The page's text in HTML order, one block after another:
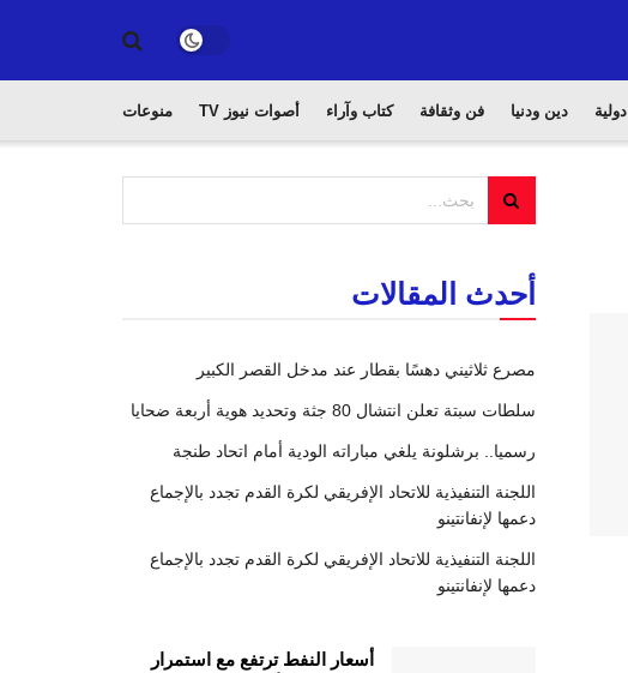
دولية دين ودنيا فن وثقافة كتاب وآراء أصوات نيوز TV منوعات
أحدث المقالات
مصرع ثلاثيني دهسًا بقطار عند مدخل القصر الكبير
سلطات سبتة تعلن انتشال 80 جثة وتحديد هوية أربعة ضحايا
رسميا.. برشلونة يلغي مباراته الودية أمام اتحاد طنجة
اللجنة التنفيذية للاتحاد الإفريقي لكرة القدم تجدد بالإجماع
دعمها لإنفانتينو
اللجنة التنفيذية للاتحاد الإفريقي لكرة القدم تجدد بالإجماع
دعمها لإنفانتينو
أسعار النفط ترتفع مع استمرار